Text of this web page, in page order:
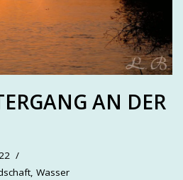
AN DER
, Wasser